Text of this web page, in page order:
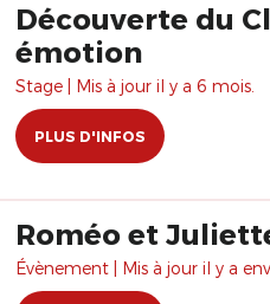
Découverte du
émotion
Stage | Mis à jour il y a 6 mois.
PLUS D'INFOS
Roméo et
Évènement | Mis à jour il y a